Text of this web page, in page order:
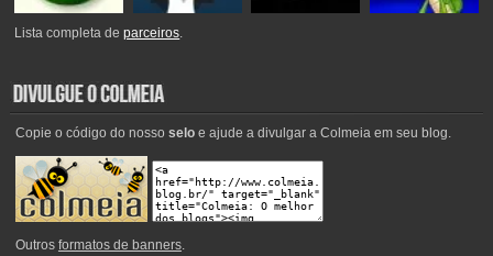
Lista completa deparceiros.
Copie o código do nosso seloe ajude a divulgar a Colmeia em seu blog.
Outros formatos de banners.